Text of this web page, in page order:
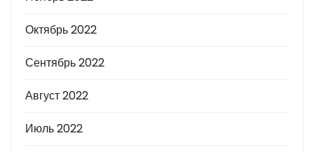
Октябрь 2022
Сентябрь 2022
Август 2022
Июль 2022